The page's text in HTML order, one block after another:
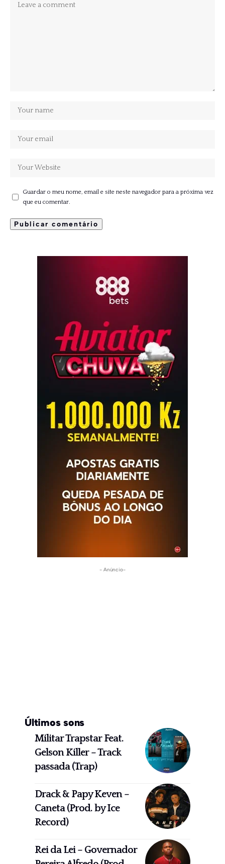
Guardar o meu nome, email e site neste navegador para a próxima vez
que eu comentar.
- Anúncio-
Últimos sons
Militar Trapstar Feat.
Gelson Killer – Track
passada (Trap)
Drack & Papy Keven –
Caneta (Prod. by Ice
Record)
Rei da Lei – Governador